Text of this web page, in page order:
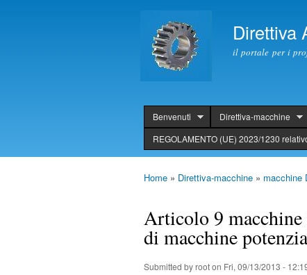
Direttiva
il portale per i
header
Benvenuti Direttiva-macchine
REGOLAMENTO (UE) 2023/1230
Home » Direttiva-macchine » macchine
Articolo 9
di macchine
Submitted byrooton Fri, 09/13/2013 -